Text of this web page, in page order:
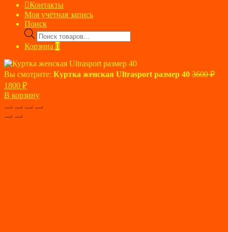
Контакты
Моя учётная запись
Поиск
Поиск
товаров
Корзина 0
Вы смотрите: Куртка женская Ultrasport размер 40 3600₽
1800 ₽Текущая
цена:
В корзину